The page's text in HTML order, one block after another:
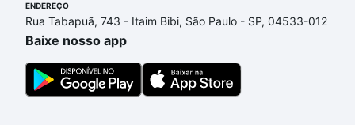
imobiliário as parcelas podem se adequar ao seu
orçamento. Se ainda tem alguma dúvida dos custos
envolvidos no processo de compra, veja em nosso
portal quanto custa comprar um apartamento
conte com a gente para comprar o imóvel dos seus
ENDEREÇO
Rua Tabapuã, 743 - Itaim Bibi, São Paulo - SP, 04533-012
Baixe nosso app